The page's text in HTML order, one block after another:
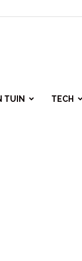
TUIN TECH